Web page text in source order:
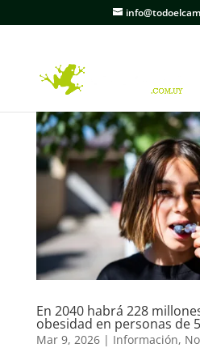
En 2040 habrá 228
obesidad en personas de
Mar 9, 2026| Información,